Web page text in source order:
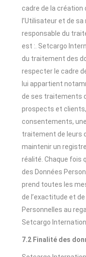
cadre de la création
l’Utilisateur et de
responsable du
est :. Setcargo
du traitement des
respecter le cadre
lui appartient
de ses traitements
prospects et
consentements,
traitement de leurs
maintenir un
réalité. Chaque fois
des Données
prend toutes les
de l’exactitude et
Personnelles au
Setcargo
7.2 Finalité des